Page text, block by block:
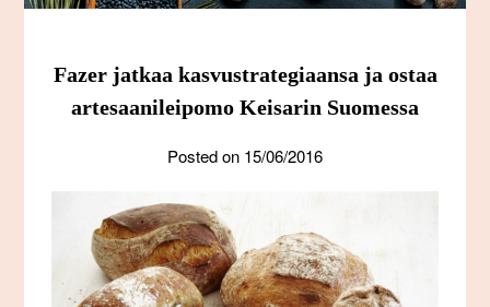
Fazer jatkaa kasvustrategiaansa ja ostaa
artesaanileipomo Keisarin Suomessa
Posted on 15/06/2016